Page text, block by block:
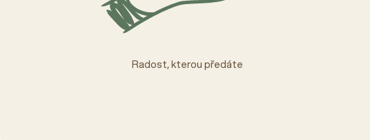
Radost, kterou předáte